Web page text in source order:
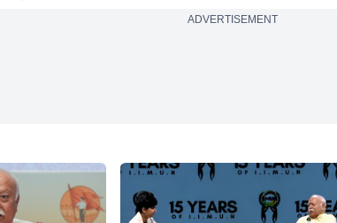
ADVERTISEMENT